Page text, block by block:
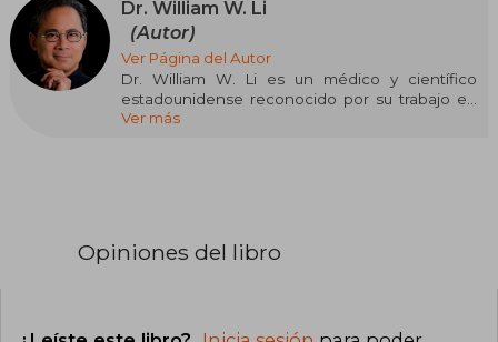
Dr. William W. Li
(Autor)
Ver Página del Autor
Dr. William W. Li es un médico y científico
estadounidense reconocido por su trabajo en
angiogénesis, el estudio de la formación de
diabetes, lesiones crónicas y enfermedades
Ver más
Opiniones del libro